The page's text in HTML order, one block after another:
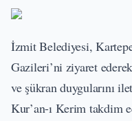
İzmit Belediyesi,
Gazileri’ni ziyaret
ve şükran duygularını
Kur’an-ı Kerim takdim